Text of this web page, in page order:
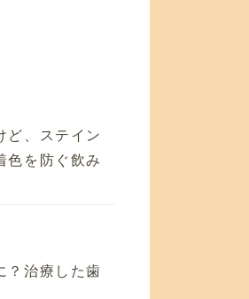
ど、ステイン
色を防ぐ飲み
？治療した歯